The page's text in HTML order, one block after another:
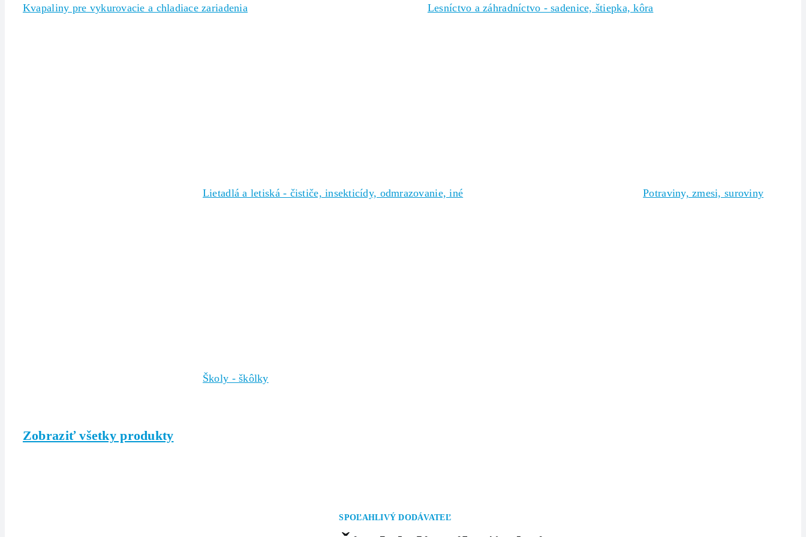
Kvapaliny pre vykurovacie a chladiace zariadenia Lesníctvo a záhradníctvo - sadenice, štiepka, kôra
Lietadlá a letiská - čističe, insekticídy, odmrazovanie, iné Potraviny, zmesi, suroviny
Školy - škôlky
Zobraziť všetky produkty
SPOĽAHLIVÝ DODÁVATEĽ